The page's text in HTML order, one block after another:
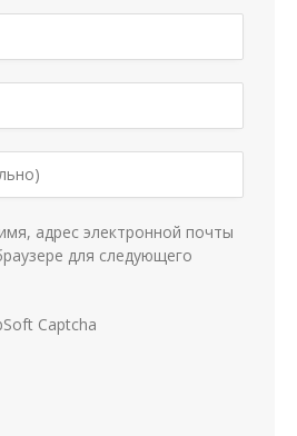
адрес электронной почты
для следующего
Captcha